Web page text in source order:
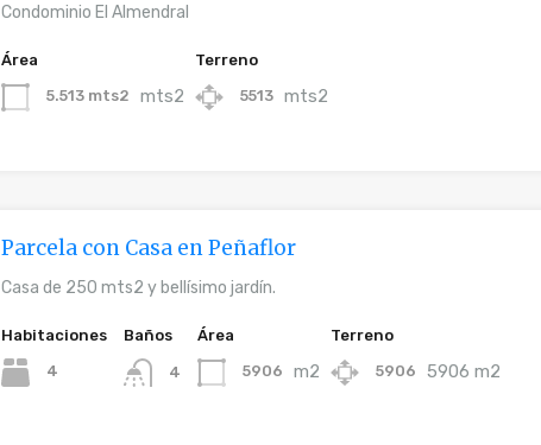
Condominio El Almendral
Área
5.513 mts2 mts2
Terreno
5513 mts2
Parcela con Casa en Peñaflor
Casa de 250 mts2 y bellísimo jardín.
Habitaciones
4
Baños
4
Área
5906 m2
Terreno
5906 5906 m2